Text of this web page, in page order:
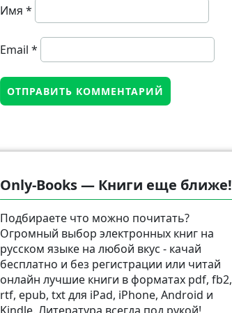
Имя *
Email *
Only-Books — Книги еще ближе!
Подбираете что можно почитать?
Огромный выбор электронных книг на
русском языке на любой вкус - качай
бесплатно и без регистрации или читай
онлайн лучшие книги в форматах pdf, fb2,
rtf, epub, txt для iPad, iPhone, Android и